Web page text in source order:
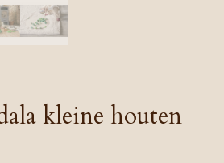
kleine houten